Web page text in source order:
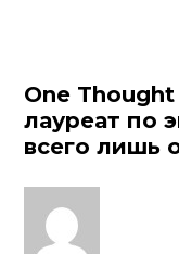
One
лауреат по
всего лишь